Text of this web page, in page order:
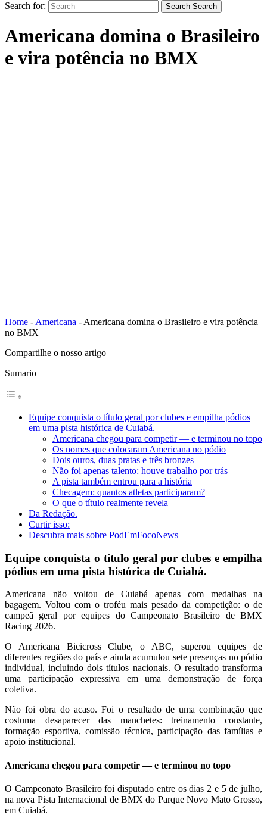
Search for: Search Search
Americana domina o Brasileiro
e vira potência no BMX
Home - Americana - Americana domina o Brasileiro e vira potência
no BMX
Compartilhe o nosso artigo
Sumario
Equipe conquista o título geral por clubes e empilha pódios
em uma pista histórica de Cuiabá.
Americana chegou para competir — e terminou no topo
Os nomes que colocaram Americana no pódio
Dois ouros, duas pratas e três bronzes
Não foi apenas talento: houve trabalho por trás
A pista também entrou para a história
Checagem: quantos atletas participaram?
O que o título realmente revela
Da Redação.
Curtir isso:
Descubra mais sobre PodEmFocoNews
Equipe conquista o título geral por clubes e empilha
pódios em uma pista histórica de Cuiabá.
Americana não voltou de Cuiabá apenas com medalhas na
bagagem. Voltou com o troféu mais pesado da competição: o de
campeã geral por equipes do Campeonato Brasileiro de BMX
Racing 2026.
O Americana Bicicross Clube, o ABC, superou equipes de
diferentes regiões do país e ainda acumulou sete presenças no pódio
individual, incluindo dois títulos nacionais. O resultado transforma
uma participação expressiva em uma demonstração de força
coletiva.
Não foi obra do acaso. Foi o resultado de uma combinação que
costuma desaparecer das manchetes: treinamento constante,
formação esportiva, comissão técnica, participação das famílias e
apoio institucional.
Americana chegou para competir — e terminou no topo
O Campeonato Brasileiro foi disputado entre os dias 2 e 5 de julho,
na nova Pista Internacional de BMX do Parque Novo Mato Grosso,
em Cuiabá.